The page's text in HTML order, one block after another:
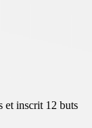
et inscrit 12 buts